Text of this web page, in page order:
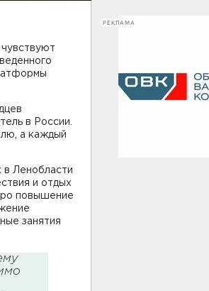
в России.
а каждый
в Ленобласти
и отдых
повышение
занятия
РЕКЛАМА